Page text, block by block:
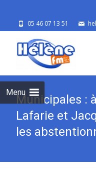
05 46 07 13 51
Menu
Municipales :
Lafarie et
les